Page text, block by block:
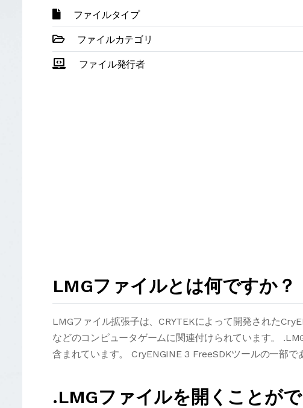
ファイルタイプ
ファイルカテゴリ
ファイル発行者
LMGファイルとは何ですか？
LMGファイル拡張子は、CRYTEKによって開発された
などのコンピュータゲームに関連付けられています。
含まれています。 CryENGINE 3 FreeSDKツールの一部
.LMGファイルを開くことが